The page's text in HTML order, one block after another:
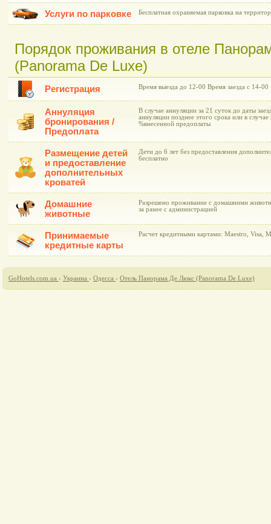
Услуги по парковке Бесплатная охраняемая парковка на
Порядок проживания в отеле
(Panorama De Luxe)
Регистрация Время выезда до 12-00 Время заезда с 14-00
Аннуляция
бронирования /
Предоплата
В случае аннуляции за 21 суток до даты
аннуляции позднее этого срока или в случае
%внесенной предоплаты
Размещение детей
и предоставление
дополнительных
кроватей
Дети до 6 лет без предоставления
бесплатно
Домашние
животные
Разрешено проживание с домашними
за ранее с администрацией
Принимаемые
кредитные карты
Расчет кредитными картами: Maestro, Visa,
GoHotels.com.ua › Украина › Одесса › Отель Панорама Де Люкс (Panorama De Luxe)